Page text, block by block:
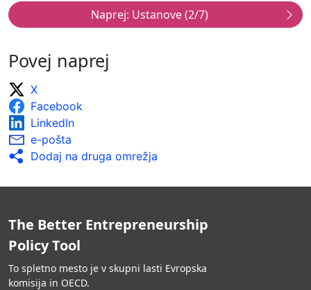
Visoka ocena vključuje:
analizirajo podatke.
Povej naprej
X
Facebook
LinkedIn
e-pošta
Dodaj na druga omrežja
The Better Entrepreneurship
Policy Tool
To spletno mesto je v skupni lasti Evropska
komisija in OECD.